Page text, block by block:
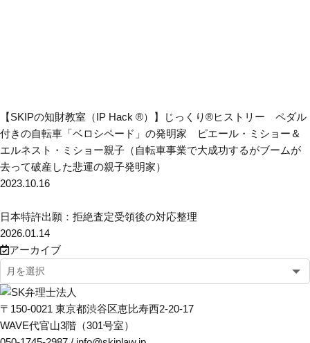
【SKIPの知財教室（IP Hack ®）】じっくり®ヒストリー ペダル
付きの自転車「ベロシペード」の発明家 ピエール・ミショー＆
エルネスト・ミショー親子（自転車事業で大成功するがブームが
去って破産した悲運の親子発明家）
2023.10.16
日本特許出願：拒絶査定受領後の対応整理
2026.01.14
アーカイブ
〒150-0021 東京都渋谷区恵比寿西2-20-17
WAVE代官山3階（301号室）